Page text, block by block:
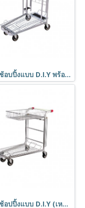
รถเข็นช้อบปิ้งแบบ D.I.Y พร้อมที่วางของเป็นแผ่นด้านข้าง (เหมือนห้าง Homepro) code 40304
รถเข็นช้อปปิ้งแบบ D.I.Y (เหมือนห้างบุญถาวร) ตะกร้ารถเข็นช้อบปิ้ง รถเข็นบรรทุกของ code 52178